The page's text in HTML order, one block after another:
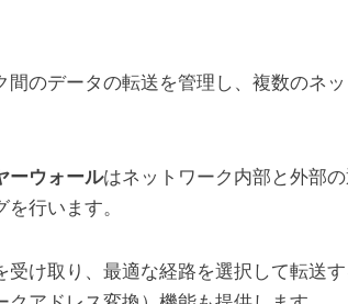
間のデータの転送を管理し、複数のネ
ーウォールはネットワーク内部と外部
行います。
受け取り、最適な経路を選択して転送